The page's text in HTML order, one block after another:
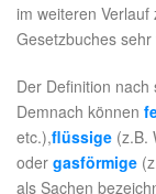
im weiteren
Gesetzbuches sehr
Der Definition
Demnach können
etc.),flüssige (z.B.
oder gasförmige
als Sachen